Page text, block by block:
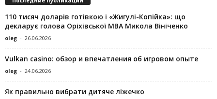
110 тисяч доларів готівкою і «Жигулі-Копійка»: що
декларує голова Оріхівської МВА Микола Вініченко
oleg - 26.06.2026
Vulkan casino: обзор и впечатления об игровом опыте
oleg - 24.06.2026
Як правильно вибрати дитяче ліжечко